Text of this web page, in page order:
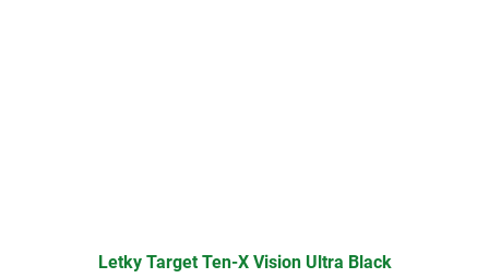
Letky Target Ten-X Vision Ultra Black